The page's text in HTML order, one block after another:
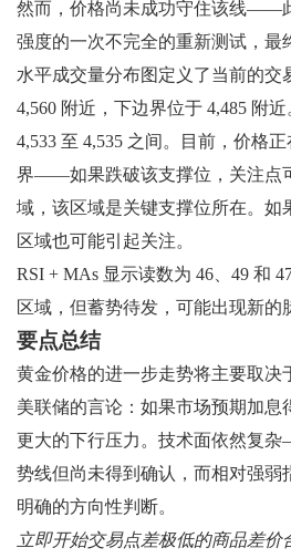
然而，价格尚未成功守住该线——
强度的一次不完全的重新测试，最
水平成交量分布图定义了当前的交
4,560 附近，下边界位于 4,485 附
4,533 至 4,535 之间。目前，价格
界——如果跌破该支撑位，关注点
域，该区域是关键支撑位所在。如
区域也可能引起关注。
RSI + MAs 显示读数为 46、49 和
区域，但蓄势待发，可能出现新的
要点总结
黄金价格的进一步走势将主要取决
美联储的言论：如果市场预期加息
更大的下行压力。技术面依然复
势线但尚未得到确认，而相对强弱
明确的方向性判断。
立即开始交易点差极低的商品差